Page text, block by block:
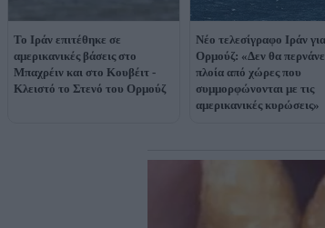
Το Ιράν επιτέθηκε σε
αμερικανικές βάσεις στο
Μπαχρέιν και στο Κουβέιτ -
Κλειστό το Στενό του Ορμούζ
Νέο τελεσίγραφο Ιράν για
Ορμούζ: «Δεν θα περνάνε
πλοία από χώρες που
συμμορφώνονται με τις
αμερικανικές κυρώσεις»